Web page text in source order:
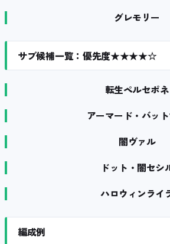
グレモリー
サブ候補一覧：優先度★★★★☆
転生ペルセポネ
アーマード・バッ
闇ヴァル
ドット・闇セシ
ハロウィンライ
編成例